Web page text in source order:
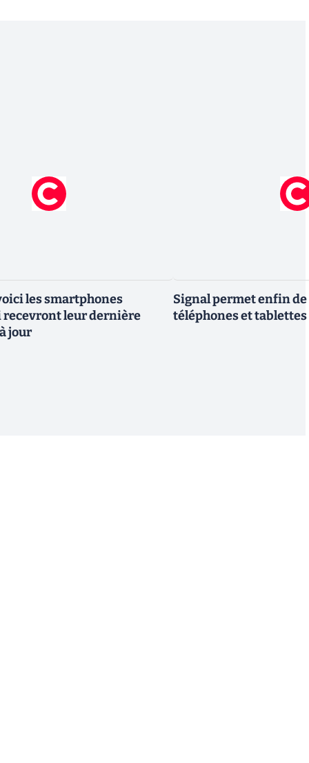
les smartphones
recevront leur dernière
jour
Signal permet enfin
téléphones et tablettes